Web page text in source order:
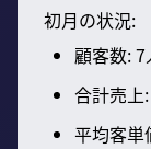
初月の状況:
顧客数: 7
合計売上
平均客単